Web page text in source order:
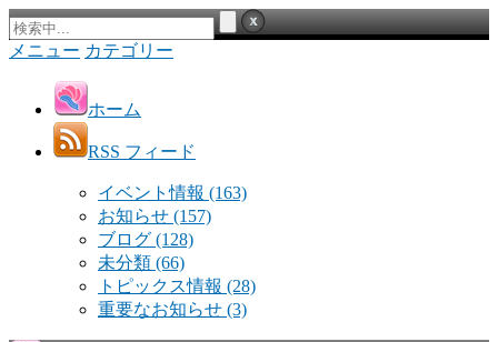
メニュー カテゴリー
ホーム
RSS フィード
イベント情報 (163)
お知らせ (157)
ブログ (128)
未分類 (66)
トピックス情報 (28)
重要なお知らせ (3)